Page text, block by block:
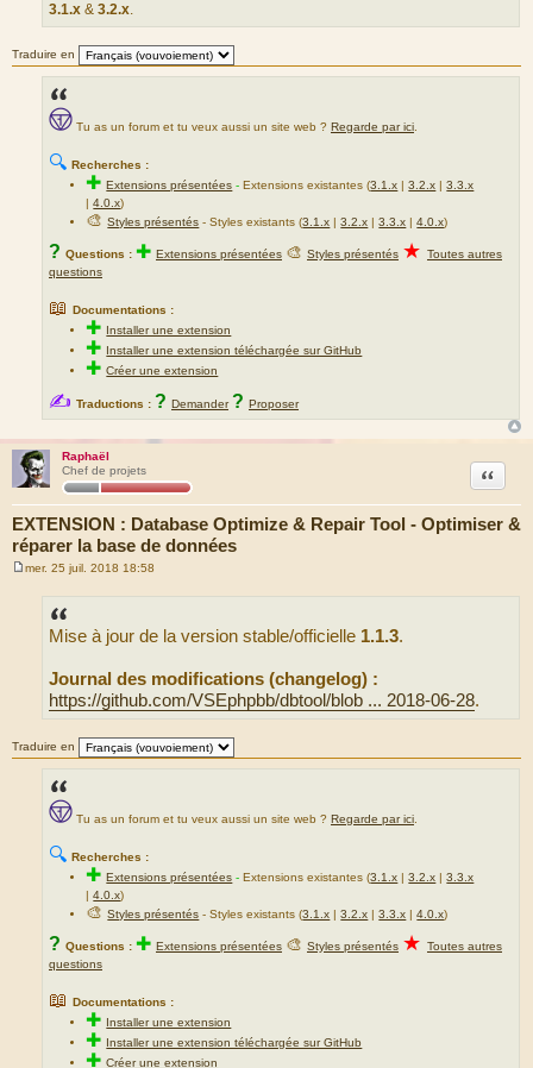
3.1.x & 3.2.x.
Traduire en
Tu as un forum et tu veux aussi un site web ? Regarde par ici
🔍 Recherches :
✚Extensions présentées -Extensions existantes (3.1.x |3.2.x |3.3.x
|4.0.x)
🎨Styles présentés - Styles existants (3.1.x |3.2.x |3.3.x |4.0.x)
? Questions : ✚ Extensions présentées 🎨 Styles présentés ★ Toutes autres
questions
📖 Documentations :
✚ Installer une extension
✚ Installer une extension téléchargée sur GitHub
✚Créer une extension
✍ Traductions : ? Demander ? Proposer
Raphaël
Chef de projets
EXTENSION : Database Optimize & Repair Tool - Optimiser &
réparer la base de données
Citation
mer. 25 juil. 2018 18:58
Mise à jour de la version stable/officielle 1.1.3.
Journal des modifications (changelog) :
https://github.com/VSEphpbb/dbtool/blob ... 2018-06-28.
Traduire en
Tu as un forum et tu veux aussi un site web ? Regarde par ici
🔍 Recherches :
✚Extensions présentées -Extensions existantes (3.1.x |3.2.x |3.3.x
|4.0.x)
🎨Styles présentés - Styles existants (3.1.x |3.2.x |3.3.x |4.0.x)
? Questions : ✚ Extensions présentées 🎨 Styles présentés ★ Toutes autres
questions
📖 Documentations :
✚ Installer une extension
✚ Installer une extension téléchargée sur GitHub
✚Créer une extension